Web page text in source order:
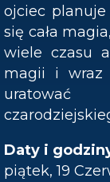
ojciec
się cała
wiele czasu
magii i wraz
Daty i
piątek, 19